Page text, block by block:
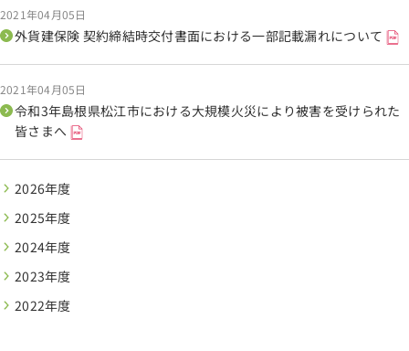
2021年04月05日
外貨建保険 契約締結時交付書面における一部記載漏れについて
2021年04月05日
令和3年島根県松江市における大規模火災により被害を受けられた
皆さまへ
2026年度
2025年度
2024年度
2023年度
2022年度